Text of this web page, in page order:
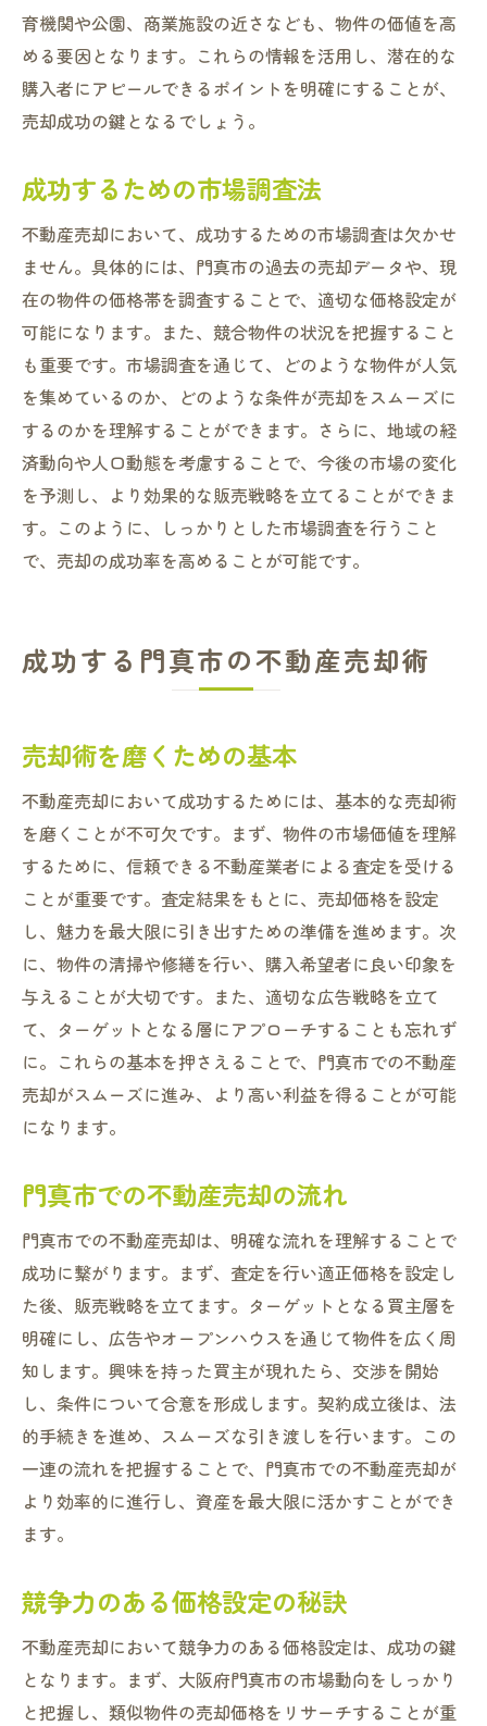
育機関や公園、商業施設の近さなども、物件の価値を高
める要因となります。これらの情報を活用し、潜在的な
購入者にアピールできるポイントを明確にすることが、
売却成功の鍵となるでしょう。
成功するための市場調査法
不動産売却において、成功するための市場調査は欠かせ
ません。具体的には、門真市の過去の売却データや、現
在の物件の価格帯を調査することで、適切な価格設定が
可能になります。また、競合物件の状況を把握すること
も重要です。市場調査を通じて、どのような物件が人気
を集めているのか、どのような条件が売却をスムーズに
するのかを理解することができます。さらに、地域の経
済動向や人口動態を考慮することで、今後の市場の変化
を予測し、より効果的な販売戦略を立てることができま
す。このように、しっかりとした市場調査を行うこと
で、売却の成功率を高めることが可能です。
成功する門真市の不動産売却術
売却術を磨くための基本
不動産売却において成功するためには、基本的な売却術
を磨くことが不可欠です。まず、物件の市場価値を理解
するために、信頼できる不動産業者による査定を受ける
ことが重要です。査定結果をもとに、売却価格を設定
し、魅力を最大限に引き出すための準備を進めます。次
に、物件の清掃や修繕を行い、購入希望者に良い印象を
与えることが大切です。また、適切な広告戦略を立て
て、ターゲットとなる層にアプローチすることも忘れず
に。これらの基本を押さえることで、門真市での不動産
売却がスムーズに進み、より高い利益を得ることが可能
になります。
門真市での不動産売却の流れ
門真市での不動産売却は、明確な流れを理解することで
成功に繋がります。まず、査定を行い適正価格を設定し
た後、販売戦略を立てます。ターゲットとなる買主層を
明確にし、広告やオープンハウスを通じて物件を広く周
知します。興味を持った買主が現れたら、交渉を開始
し、条件について合意を形成します。契約成立後は、法
的手続きを進め、スムーズな引き渡しを行います。この
一連の流れを把握することで、門真市での不動産売却が
より効率的に進行し、資産を最大限に活かすことができ
ます。
競争力のある価格設定の秘訣
不動産売却において競争力のある価格設定は、成功の鍵
となります。まず、大阪府門真市の市場動向をしっかり
と把握し、類似物件の売却価格をリサーチすることが重